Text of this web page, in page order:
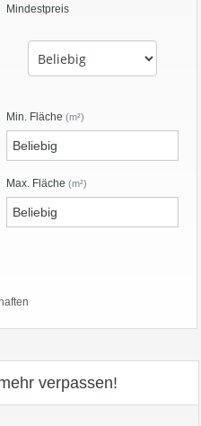
Mindestpreis
Min. Fläche (m²)
Max. Fläche (m²)
verpassen!